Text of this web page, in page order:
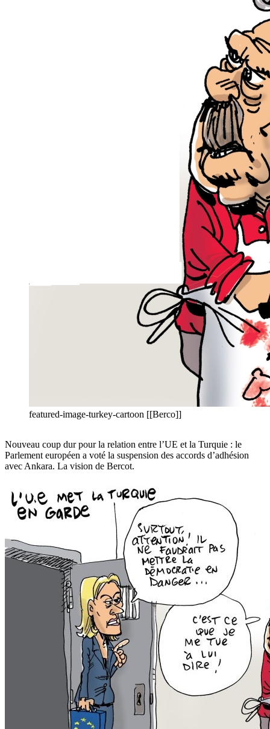
featured-image-turkey-cartoon [[Berco]]
Nouveau coup dur pour la relation entre l’UE et la Turquie : le
Parlement européen a voté la suspension des accords d’adhésion
avec Ankara. La vision de Bercot.